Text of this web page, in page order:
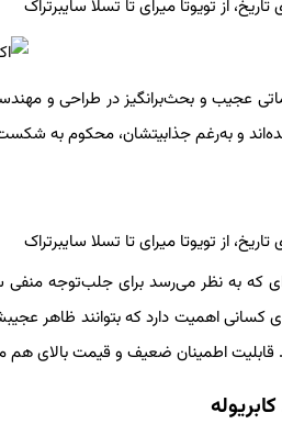
عجیب و بحث‌برانگیز در طراحی و
و به‌رغم جذابیتشان، محکوم به
که به نظر می‌رسد برای جلب‌توجه
کسانی اهمیت دارد که بتوانند ظاهر
قابلیت اطمینان ضعیف و قیمت